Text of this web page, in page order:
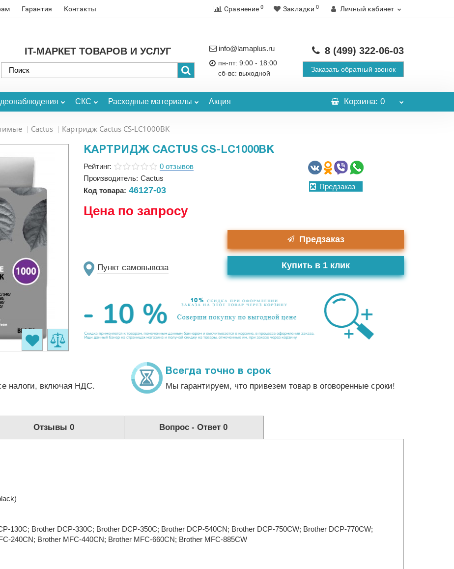
Гарантия Контакты Сравнение 0 Закладки 0 Личный кабинет
IT-МАРКЕТ ТОВАРОВ И УСЛУГ info@lamaplus.ru
пн-пт: 9:00 - 18:00
сб-вс: выходной
8 (499) 322-06-03
Заказать обратный звонок
СКС Расходные материалы Акция Корзина: 0
Cactus Картридж Cactus CS-LC1000BK
КАРТРИДЖ CACTUS CS-LC1000BK
Рейтинг:
0 отзывов
Производитель: Cactus
Код товара: 46127-03 Предзаказ
Цена по запросу
Предзаказ
Пункт самовывоза Купить в 1 клик
налоги, включая НДС.
Всегда точно в срок
Мы гарантируем, что привезем товар в оговоренные сроки!
Отзывы 0 Вопрос - Ответ0
130C; Brother DCP-330C; Brother DCP-350C; Brother DCP-540CN; Brother DCP-750CW; Brother DCP-770CW;
240CN; Brother MFC-440CN; Brother MFC-660CN; Brother MFC-885CW